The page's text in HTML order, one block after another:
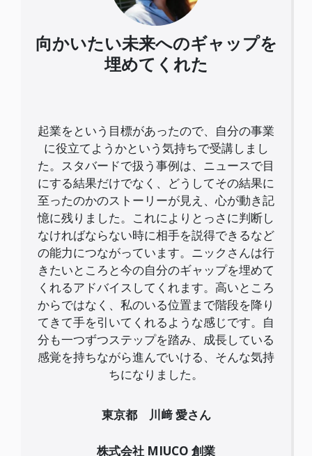
向かいたい未来へのギャップを
埋めてくれた
起業をという目標があったので、自分の事業
に役立てようかという気持ちで受講しまし
た。スタバードで扱う事例は、ニュースで目
にする結果だけでなく、どうしてその結果に
至ったのかのストーリーが見え、心が動き記
憶に残りました。これによりとっさに判断し
なければならない時に相手を説得できるなど
の能力につながっています。ニックさんは行
きたいところと今の自分のギャップを埋めて
くれるアドバイスしてくれます。高いところ
からではなく、私のいる位置まで階段を降り
てきて手を引いてくれるような感じです。自
分も一つずつステップを踏み、成長している
感覚を持ちながら進んでいける、そんな気持
ちになりました。
東京都 川﨑 愛さん
株式会社 MIUCO 創業